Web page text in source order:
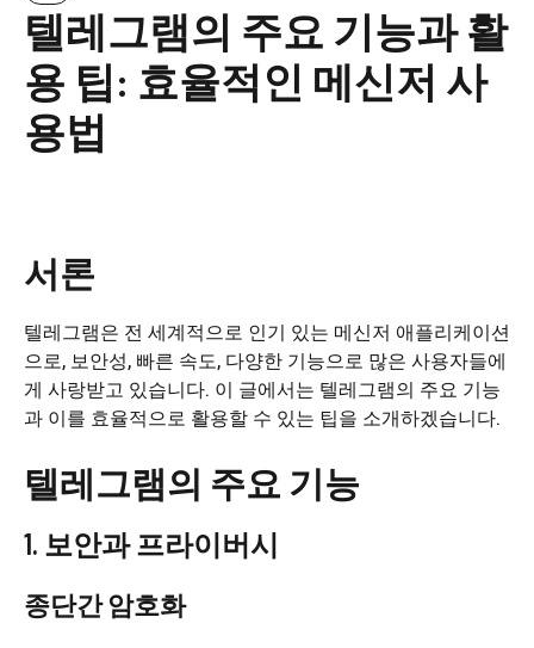
텔레그램의 주요 기능과 활
용 팁: 효율적인 메신저 사
용법
서론
텔레그램은 전 세계적으로 인기 있는 메신저 애플리케이션
으로, 보안성, 빠른 속도, 다양한 기능으로 많은 사용자들에
게 사랑받고 있습니다. 이 글에서는 텔레그램의 주요 기능
과 이를 효율적으로 활용할 수 있는 팁을 소개하겠습니다.
텔레그램의 주요 기능
1. 보안과 프라이버시
종단간 암호화